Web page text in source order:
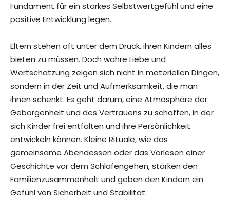
Fundament für ein starkes Selbstwertgefühl und eine
positive Entwicklung legen.
Eltern stehen oft unter dem Druck, ihren Kindern alles
bieten zu müssen. Doch wahre Liebe und
Wertschätzung zeigen sich nicht in materiellen Dingen,
sondern in der Zeit und Aufmerksamkeit, die man
ihnen schenkt. Es geht darum, eine Atmosphäre der
Geborgenheit und des Vertrauens zu schaffen, in der
sich Kinder frei entfalten und ihre Persönlichkeit
entwickeln können. Kleine Rituale, wie das
gemeinsame Abendessen oder das Vorlesen einer
Geschichte vor dem Schlafengehen, stärken den
Familienzusammenhalt und geben den Kindern ein
Gefühl von Sicherheit und Stabilität.